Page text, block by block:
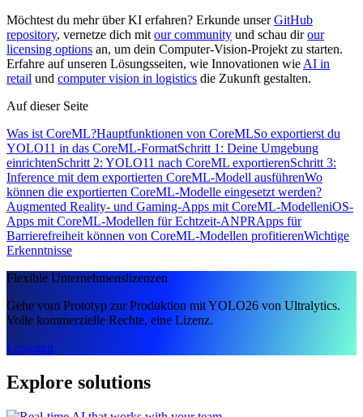
Möchtest du mehr über KI erfahren? Erkunde unserGitHub
repository, vernetze dich mit our community und schau dirour
licensing options an, um dein Computer-Vision-Projekt zu starten.
Erfahre auf unseren Lösungsseiten, wie Innovationen wie AI in
retail und computer vision in logistics die Zukunft gestalten.
Auf dieser Seite
Was ist CoreML?Hauptfunktionen von CoreMLSo exportierst du
YOLO11 in das CoreML-FormatSchritt 1: Deine Umgebung
einrichtenSchritt 2: YOLO11 nach CoreML exportierenSchritt 3:
Inference mit dem exportierten CoreML-Modell ausführenWo
können die exportierten CoreML-Modelle eingesetzt werden?
Augmented Reality- und Gaming-Apps mit CoreML-ModelleniOS-
Apps mit CoreML-Modellen für Echtzeit-ANPRApps für
Barrierefreiheit können von CoreML-Modellen profitierenWichtige
Erkenntnisse
Flexible Unternehmenslizenzen
Gehe vom Prototyp zur Produktion mit YOLO26 von Ultralytics.
Volle kommerzielle Rechte, eine Lizenz.
Loslegen
Explore solutions